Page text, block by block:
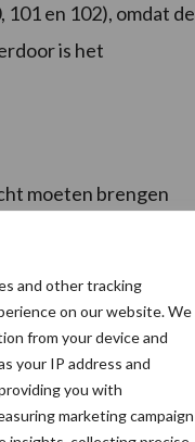
and other tracking
on our website. We
from your device and
your IP address and
you with
marketing campaign
en 102), omdat de
is het
moeten brengen
hebben net
niet meer terug
minst slechte senario